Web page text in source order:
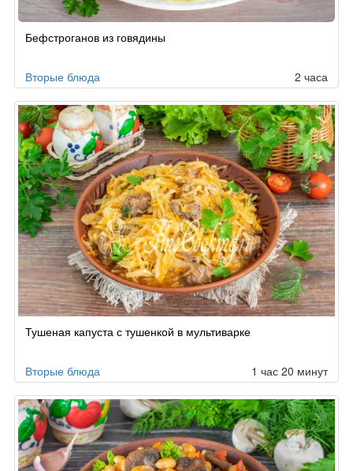
поБефстроганов из говядины
Вторые блюда 2 часа
Тушеная капуста с тушенкой в мультиварке
Вторые блюда 1 час 20 минут